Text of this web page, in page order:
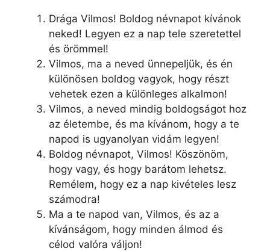
Drága Vilmos! Boldog névnapot kívánok
neked! Legyen ez a nap tele szeretettel
és örömmel!
Vilmos, ma a neved ünnepeljük, és én
különösen boldog vagyok, hogy részt
vehetek ezen a különleges alkalmon!
Vilmos, a neved mindig boldogságot hoz
az életembe, és ma kívánom, hogy a te
napod is ugyanolyan vidám legyen!
Boldog névnapot, Vilmos! Köszönöm,
hogy vagy, és hogy barátom lehetsz.
Remélem, hogy ez a nap kivételes lesz
számodra!
Ma a te napod van, Vilmos, és az a
kívánságom, hogy minden álmod és
célod valóra váljon!